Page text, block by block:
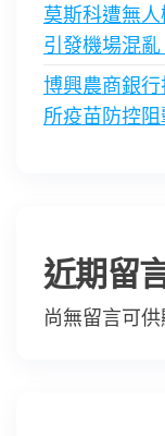
莫斯科遭無人
引發機場混
博興農商銀
所疫苗防控
近期留
尚無留言可供